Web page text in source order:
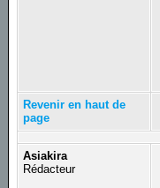
Revenir en haut de
page
Asiakira
Rédacteur